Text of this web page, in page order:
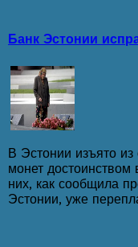
Банк Эстонии
В Эстонии изъято
монет достоинством
них, как сообщила
Эстонии, уже